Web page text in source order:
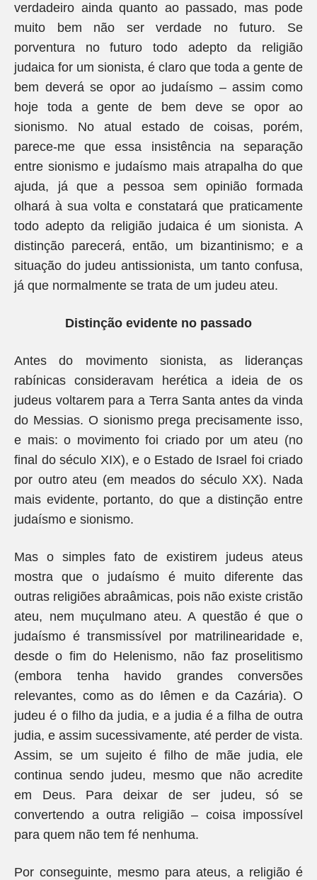
verdadeiro ainda quanto ao passado, mas pode
muito bem não ser verdade no futuro. Se
porventura no futuro todo adepto da religião
judaica for um sionista, é claro que toda a gente de
bem deverá se opor ao judaísmo – assim como
hoje toda a gente de bem deve se opor ao
sionismo. No atual estado de coisas, porém,
parece-me que essa insistência na separação
entre sionismo e judaísmo mais atrapalha do que
ajuda, já que a pessoa sem opinião formada
olhará à sua volta e constatará que praticamente
todo adepto da religião judaica é um sionista. A
distinção parecerá, então, um bizantinismo; e a
situação do judeu antissionista, um tanto confusa,
já que normalmente se trata de um judeu ateu.
Distinção evidente no passado
Antes do movimento sionista, as lideranças
rabínicas consideravam herética a ideia de os
judeus voltarem para a Terra Santa antes da vinda
do Messias. O sionismo prega precisamente isso,
e mais: o movimento foi criado por um ateu (no
final do século XIX), e o Estado de Israel foi criado
por outro ateu (em meados do século XX). Nada
mais evidente, portanto, do que a distinção entre
judaísmo e sionismo.
Mas o simples fato de existirem judeus ateus
mostra que o judaísmo é muito diferente das
outras religiões abraâmicas, pois não existe cristão
ateu, nem muçulmano ateu. A questão é que o
judaísmo é transmissível por matrilinearidade e,
desde o fim do Helenismo, não faz proselitismo
(embora tenha havido grandes conversões
relevantes, como as do Iêmen e da Cazária). O
judeu é o filho da judia, e a judia é a filha de outra
judia, e assim sucessivamente, até perder de vista.
Assim, se um sujeito é filho de mãe judia, ele
continua sendo judeu, mesmo que não acredite
em Deus. Para deixar de ser judeu, só se
convertendo a outra religião – coisa impossível
para quem não tem fé nenhuma.
Por conseguinte, mesmo para ateus, a religião é